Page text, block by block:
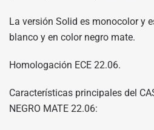
La versión Solid es monocolor y
blanco y en color negro mate.
Homologación ECE 22.06.
Características principales del
NEGRO MATE 22.06: